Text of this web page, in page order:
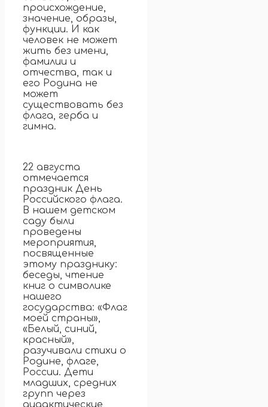
происхождение,
значение, образы,
функции. И как
человек не может
жить без имени,
фамилии и
отчества, так и
его Родина не
может
существовать без
флага, герба и
гимна.
22 августа
отмечается
праздник День
Российского флага.
В нашем детском
саду были
проведены
мероприятия,
посвященные
этому празднику:
беседы, чтение
книг о символике
нашего
государства: «Флаг
моей страны»,
«Белый, синий,
красный»,
разучивали стихи о
Родине, флаге,
России. Дети
младших, средних
групп через